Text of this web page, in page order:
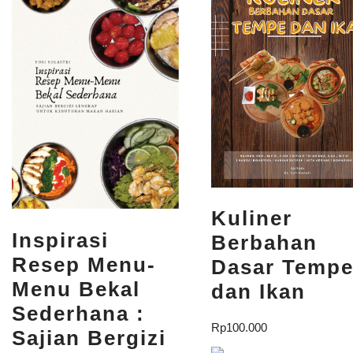
Inspirasi
Resep Menu-
Menu Bekal
Sederhana :
Sajian Bergizi
Kuliner
Berbahan
Dasar Tempe
dan Ikan
Rp100.000